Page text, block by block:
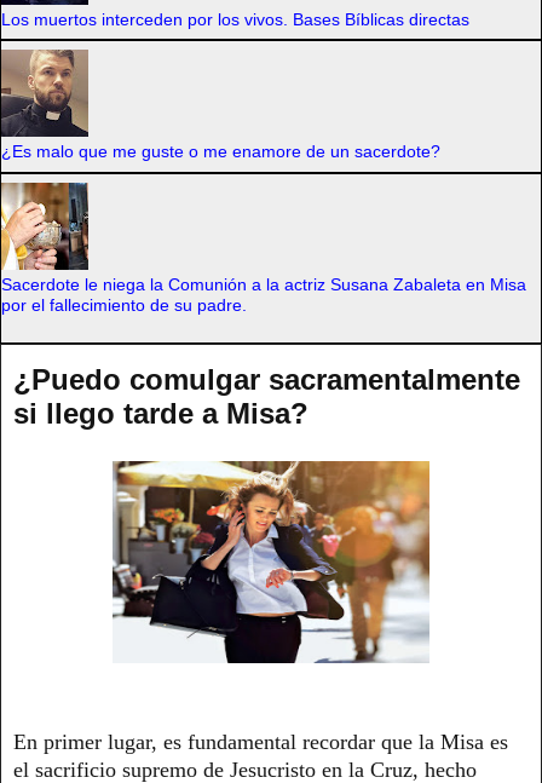
Los muertos interceden por los vivos. Bases Bíblicas directas
¿Es malo que me guste o me enamore de un sacerdote?
Sacerdote le niega la Comunión a la actriz Susana Zabaleta en Misa
por el fallecimiento de su padre.
¿Puedo comulgar sacramentalmente
si llego tarde a Misa?
En primer lugar, es fundamental recordar que la Misa es
el sacrificio supremo de Jesucristo en la Cruz, hecho